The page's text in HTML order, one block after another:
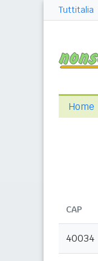
Tuttitalia
Home
CAP
40034